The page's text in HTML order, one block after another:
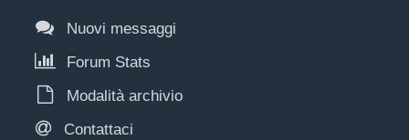
Nuovi messaggi
Forum Stats
Modalità archivio
Contattaci